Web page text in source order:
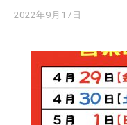
2022年9月17日